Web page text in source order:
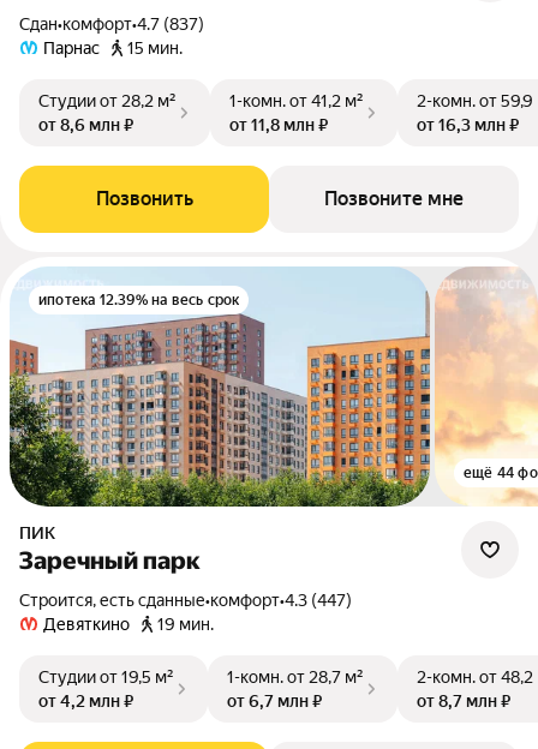
Сдан•комфорт•4.7 (837)
Парнас
15 мин.
Студииот 28,2 м²
от 8,6 млн ₽
1-комн.от 41,2 м²
от 11,8 млн ₽
2-комн.от 59,9
от 16,3 млн ₽
Позвонить Позвоните мне
ипотека 12.39% на весь срок
ещё 44
ПИК
Заречный парк
Строится, есть сданные•комфорт•4.3 (447)
Девяткино
19 мин.
Студииот 19,5 м²
от 4,2 млн ₽
1-комн.от 28,7 м²
от 6,7 млн ₽
2-комн.от 48,2
от 8,7 млн ₽